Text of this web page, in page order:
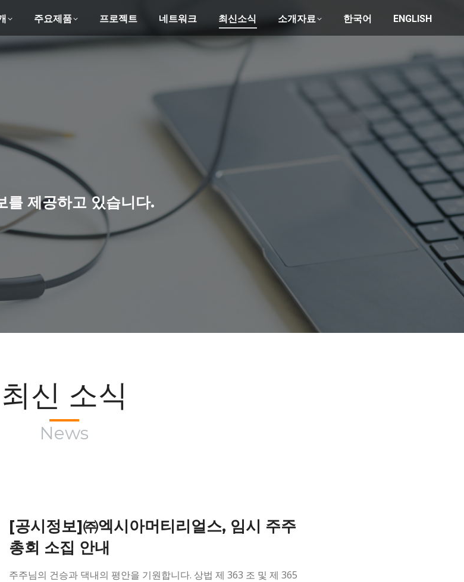
주요제품 프로젝트 네트워크 최신소식 소개자료 한국어 ENGLISH
를 제공하고 있습니다.
최신 소식
News
[공시정보]㈜엑시아머티리얼스, 임시 주주
총회 소집 안내
주주님의 건승과 댁내의 평안을 기원합니다. 상법 제 363 조 및 제 365